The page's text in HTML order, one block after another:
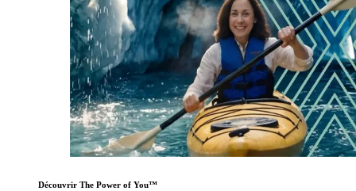
Découvrir The Power of You™️